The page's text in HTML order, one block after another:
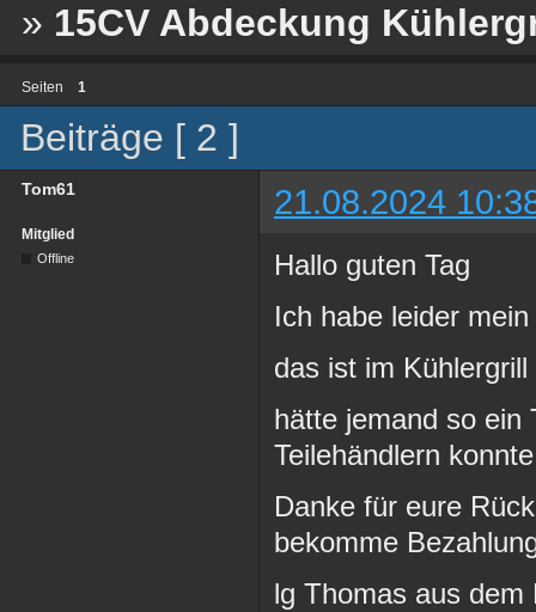
» 15CV Abdeckung
Seiten 1
Beiträge [ 2 ]
Tom61 21.08.2024
Mitglied
Offline
Hallo guten Tag
Ich habe leider
das ist im
hätte jemand so ein
Teilehändlern
Danke für eure
bekomme
lg Thomas aus dem